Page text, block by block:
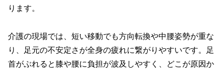
ります。
介護の現場では、短い移動でも方向転換や中腰姿勢が重な
り、足元の不安定さが全身の疲れに繋がりやすいです。足
首がぶれると膝や腰に負担が波及しやすく、どこが原因か